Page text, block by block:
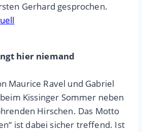
Gerhard gesprochen.
hier niemand
Maurice Ravel und Gabriel
Kissinger Sommer neben
Hirschen. Das Motto
ist dabei sicher treffend. Ist